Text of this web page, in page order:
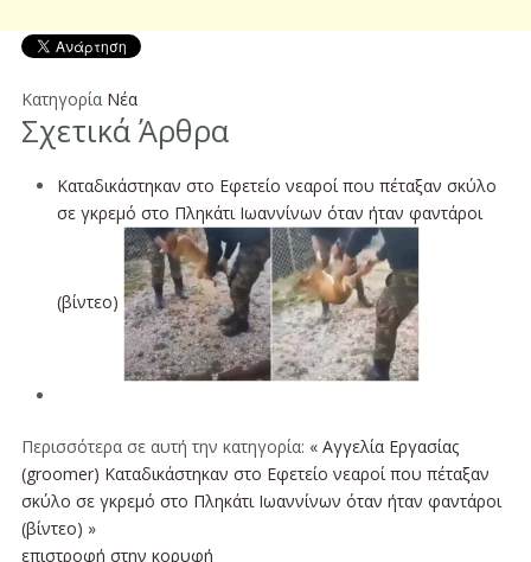
Κατηγορία Νέα
Σχετικά Άρθρα
Καταδικάστηκαν στο Εφετείο νεαροί που πέταξαν σκύλο
σε γκρεμό στο Πληκάτι Ιωαννίνων όταν ήταν φαντάροι
(βίντεο)
Περισσότερα σε αυτή την κατηγορία: « Αγγελία Εργασίας
(groomer) Καταδικάστηκαν στο Εφετείο νεαροί που πέταξαν
σκύλο σε γκρεμό στο Πληκάτι Ιωαννίνων όταν ήταν φαντάροι
(βίντεο) »
επιστροφή στην κορυφή